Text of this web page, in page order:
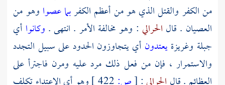
من الكفر والقتل الذي هو من أعظم الكفربما عصوا وهو من
العصيان . قال الحرالي : وهو مخالفة الأمر . انتهى . وكانوا أي
جبلة وغريزةيعتدون أي يتجاوزون الحدود على سبيل التجدد
والاستمرار ، فإن من فعل ذلك مرد عليه ومرن فاجترأ على